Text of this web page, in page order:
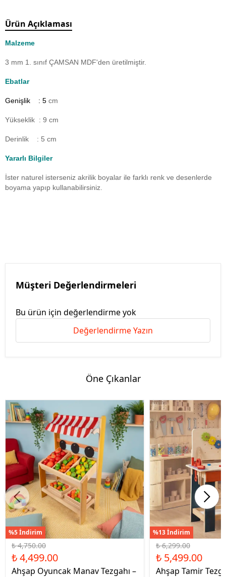
Ürün Açıklaması
Malzeme
3 mm 1. sınıf ÇAMSAN MDF'den üretilmiştir.
Ebatlar
Genişlik : 5 cm
Yükseklik : 9 cm
Derinlik : 5 cm
Yararlı Bilgiler
İster naturel isterseniz akrilik boyalar ile farklı renk ve desenlerde
boyama yapıp kullanabilirsiniz.
Müşteri Değerlendirmeleri
Bu ürün için değerlendirme yok
Değerlendirme Yazın
Öne Çıkanlar
%5 İndirim
₺ 4,750.00
₺ 4,499.00
Ahşap Oyuncak Manav Tezgahı –
%13 İndirim
₺ 6,299.00
₺ 5,499.00
Ahşap Tamir